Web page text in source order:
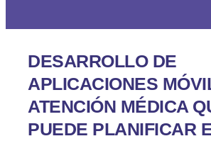
DESARROLLO DE
APLICACIONES
ATENCIÓN MÉDICA
PUEDE PLANIFICAR